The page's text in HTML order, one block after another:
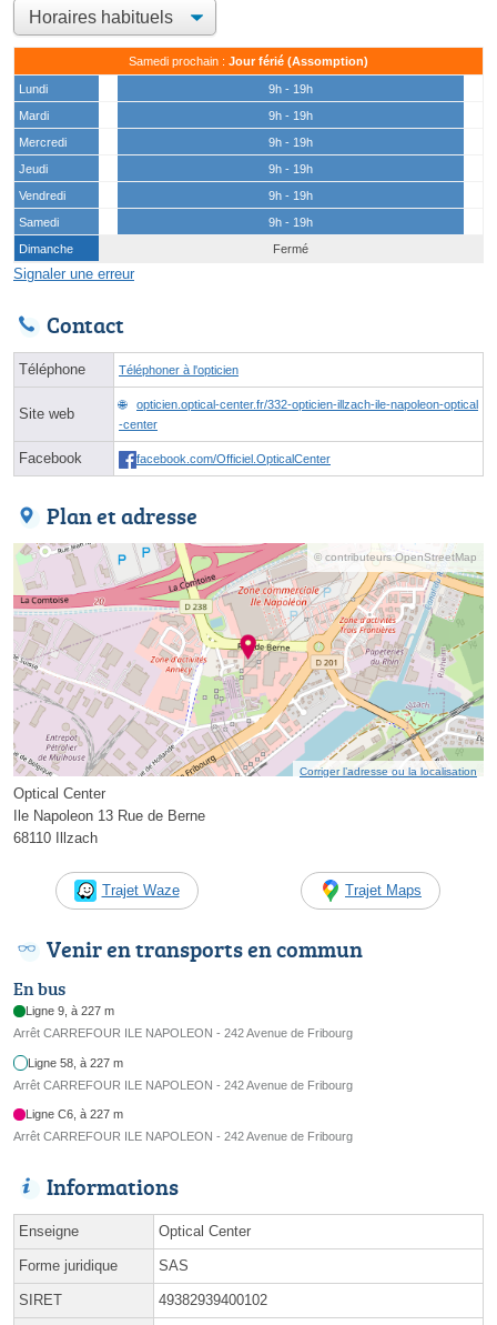
Samedi prochain : Jour férié (Assomption)
Lundi
9h - 19h
Mardi
9h - 19h
Mercredi
9h - 19h
Jeudi
9h - 19h
Vendredi
9h - 19h
Samedi
9h - 19h
Dimanche
Fermé
Signaler une erreur
Contact
Téléphone Téléphoner à l'opticien
Site web
opticien.optical-center.fr/332-opticien-illzach-ile-napoleon-optical
-center
Facebook facebook.com/Officiel.OpticalCenter
Plan et adresse
© contributeurs OpenStreetMap
Corriger l’adresse ou la localisation
Optical Center
Ile Napoleon 13 Rue de Berne
68110 Illzach
Trajet Waze Trajet Maps
Venir en transports en commun
En bus
Ligne 9, à 227 m
Arrêt CARREFOUR ILE NAPOLEON - 242 Avenue de Fribourg
Ligne 58, à 227 m
Arrêt CARREFOUR ILE NAPOLEON - 242 Avenue de Fribourg
Ligne C6, à 227 m
Arrêt CARREFOUR ILE NAPOLEON - 242 Avenue de Fribourg
Informations
Enseigne Optical Center
Forme juridique SAS
SIRET 49382939400102